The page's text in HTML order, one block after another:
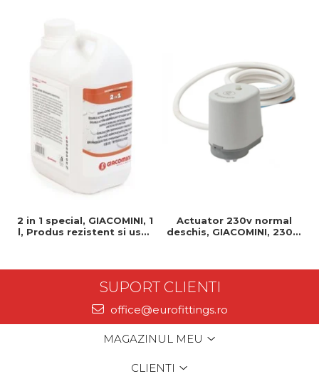
2 in 1 special, GIACOMINI, 1
l, Produs rezistent si usor
Actuator 230v normal
deschis, GIACOMINI, 230v,
SUPORT CLIENTI
office@eurofittings.ro
MAGAZINUL MEU
CLIENTI